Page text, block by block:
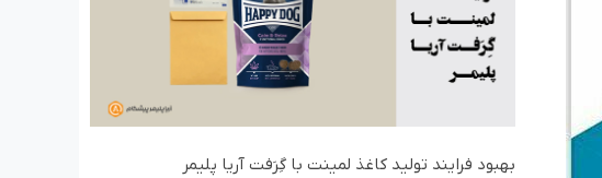
بهبود فرایند تولید کاغذ لمینت با گِرَفت آریا پلیمر